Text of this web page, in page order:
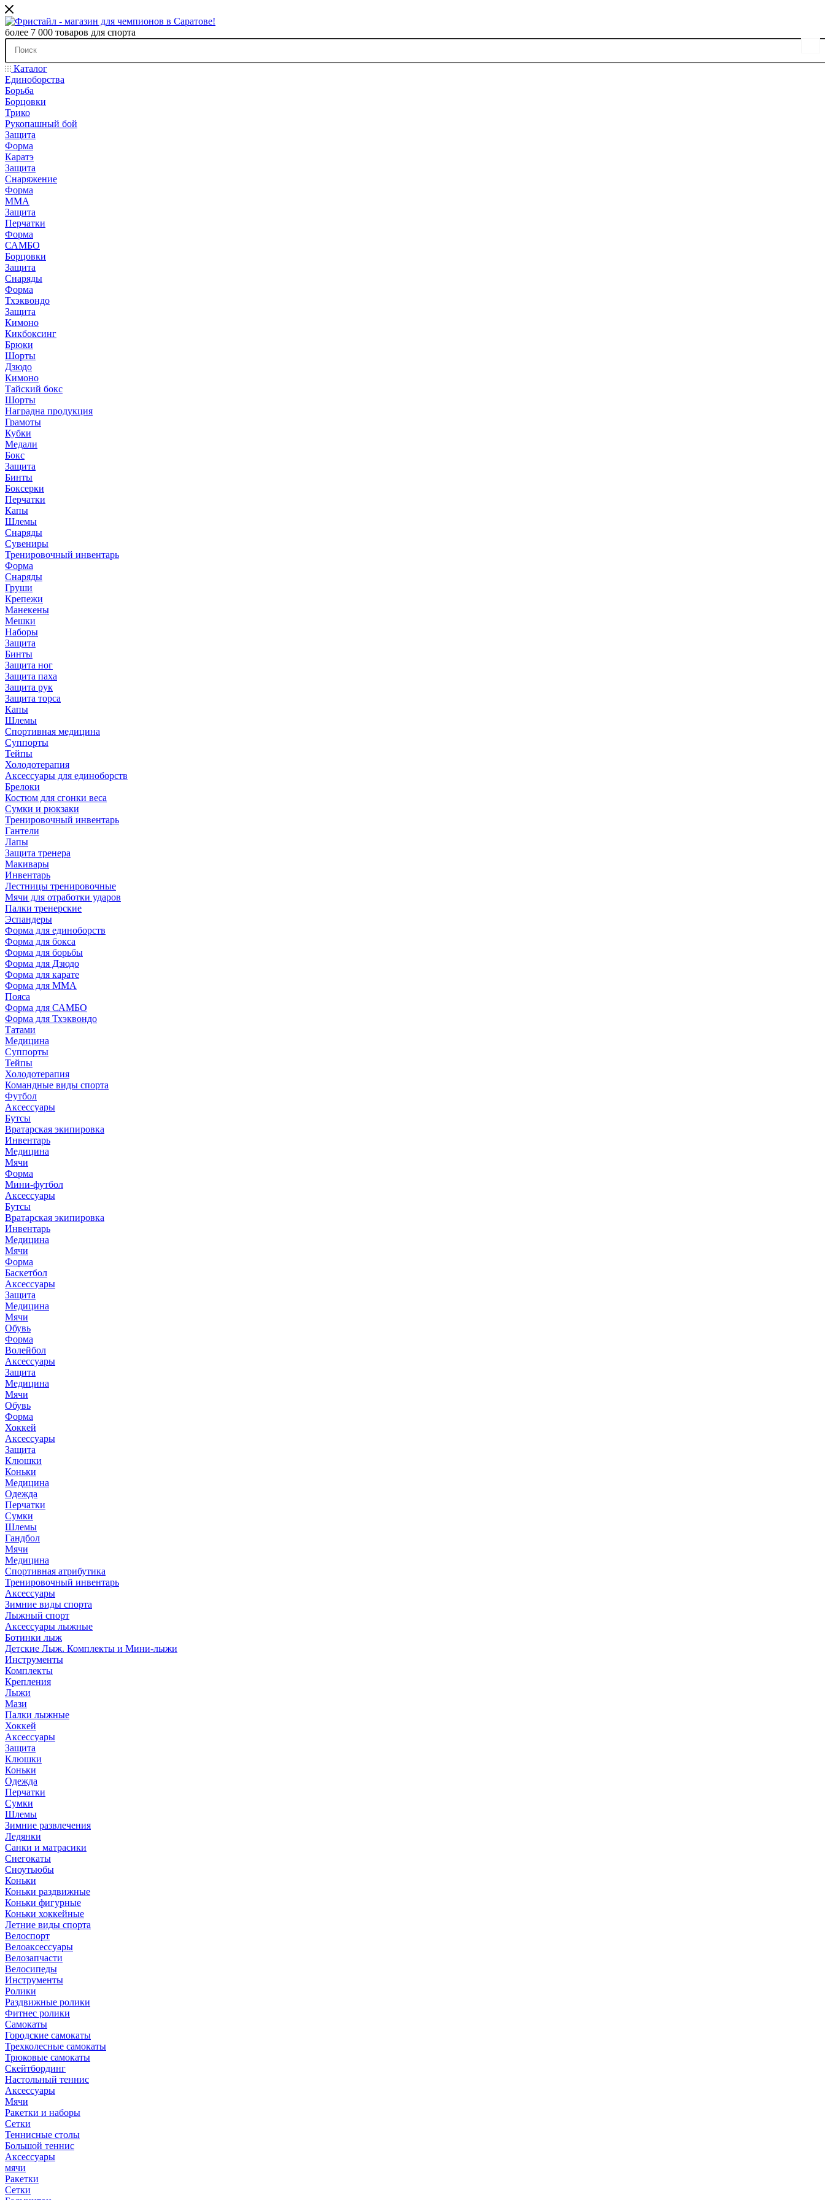
более 7 000 товаров для спорта
Каталог
Единоборства
Борьба
Борцовки
Трико
Рукопашный бой
Защита
Форма
Каратэ
Защита
Снаряжение
Форма
ММА
Защита
Перчатки
Форма
САМБО
Борцовки
Защита
Снаряды
Форма
Тхэквондо
Защита
Кимоно
Кикбоксинг
Брюки
Шорты
Дзюдо
Кимоно
Тайский бокс
Шорты
Наградна продукция
Грамоты
Кубки
Медали
Бокс
Защита
Бинты
Боксерки
Перчатки
Капы
Шлемы
Снаряды
Сувениры
Тренировочный инвентарь
Форма
Снаряды
Груши
Крепежи
Манекены
Мешки
Наборы
Защита
Бинты
Защита ног
Защита паха
Защита рук
Защита торса
Капы
Шлемы
Спортивная медицина
Суппорты
Тейпы
Холодотерапия
Аксессуары для единоборств
Брелоки
Костюм для сгонки веса
Сумки и рюкзаки
Тренировочный инвентарь
Гантели
Лапы
Защита тренера
Макивары
Инвентарь
Лестницы тренировочные
Мячи для отработки ударов
Палки тренерские
Эспандеры
Форма для единоборств
Форма для бокса
Форма для борьбы
Форма для Дзюдо
Форма для карате
Форма для MMA
Пояса
Форма для САМБО
Форма для Тхэквондо
Татами
Медицина
Суппорты
Тейпы
Холодотерапия
Командные виды спорта
Футбол
Аксессуары
Бутсы
Вратарская экипировка
Инвентарь
Медицина
Мячи
Форма
Мини-футбол
Аксессуары
Бутсы
Вратарская экипировка
Инвентарь
Медицина
Мячи
Форма
Баскетбол
Аксессуары
Защита
Медицина
Мячи
Обувь
Форма
Волейбол
Аксессуары
Защита
Медицина
Мячи
Обувь
Форма
Хоккей
Аксессуары
Защита
Клюшки
Коньки
Медицина
Одежда
Перчатки
Сумки
Шлемы
Гандбол
Мячи
Медицина
Спортивная атрибутика
Тренировочный инвентарь
Аксессуары
Зимние виды спорта
Лыжный спорт
Аксессуары лыжные
Ботинки лыж
Детские Лыж. Комплекты и Мини-лыжи
Инструменты
Комплекты
Крепления
Лыжи
Мази
Палки лыжные
Хоккей
Аксессуары
Защита
Клюшки
Коньки
Одежда
Перчатки
Сумки
Шлемы
Зимние развлечения
Ледянки
Санки и матрасики
Снегокаты
Сноутьюбы
Коньки
Коньки раздвижные
Коньки фигурные
Коньки хоккейные
Летние виды спорта
Велоспорт
Велоаксессуары
Велозапчасти
Велосипеды
Инструменты
Ролики
Раздвижные ролики
Фитнес ролики
Самокаты
Городские самокаты
Трехколесные самокаты
Трюковые самокаты
Скейтбординг
Настольный теннис
Аксессуары
Мячи
Ракетки и наборы
Сетки
Теннисные столы
Большой теннис
Аксессуары
мячи
Ракетки
Сетки